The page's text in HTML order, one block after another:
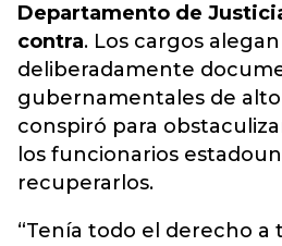
Departamento de
contra. Los cargos
deliberadamente
gubernamentales de
conspiró para
los funcionarios
recuperarlos.
“Tenía todo el derecho a